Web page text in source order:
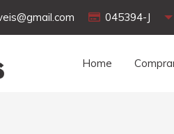
045394-J
Home